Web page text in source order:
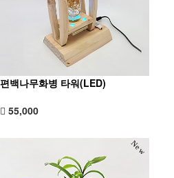
편백나무화병 타워(LED)
55,000
New